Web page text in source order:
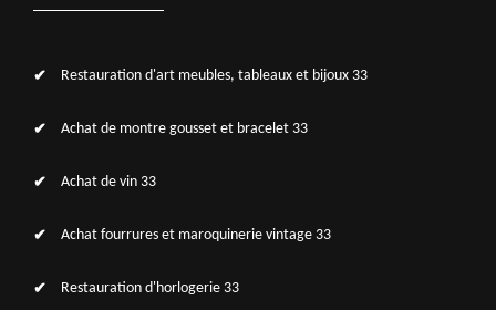
Restauration d'art meubles, tableaux et bijoux 33
Achat de montre gousset et bracelet 33
Achat de vin 33
Achat fourrures et maroquinerie vintage 33
Restauration d'horlogerie 33